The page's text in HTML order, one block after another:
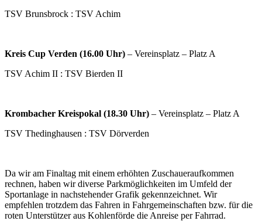
TSV Brunsbrock : TSV Achim
Kreis Cup Verden (16.00 Uhr) – Vereinsplatz – Platz A
TSV Achim II : TSV Bierden II
Krombacher Kreispokal (18.30 Uhr) – Vereinsplatz – Platz A
TSV Thedinghausen : TSV Dörverden
Da wir am Finaltag mit einem erhöhten Zuschaueraufkommen
rechnen, haben wir diverse Parkmöglichkeiten im Umfeld der
Sportanlage in nachstehender Grafik gekennzeichnet. Wir
empfehlen trotzdem das Fahren in Fahrgemeinschaften bzw. für die
roten Unterstützer aus Kohlenförde die Anreise per Fahrrad.